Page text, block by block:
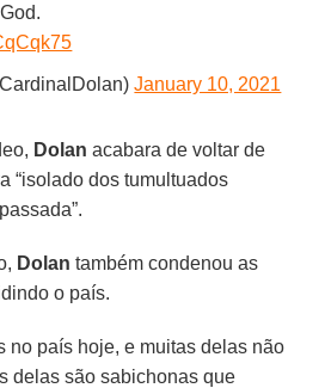
January 10, 2021
Dolan acabara de voltar de
“isolado dos tumultuados
Dolan também condenou as
o país.
no país hoje, e muitas delas não
delas são sabichonas que